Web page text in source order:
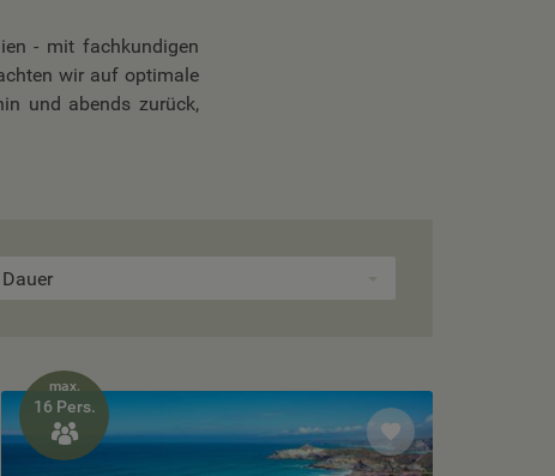
- mit fachkundigen
wir auf optimale
und abends zurück,
Dauer
max.
16 Pers.
